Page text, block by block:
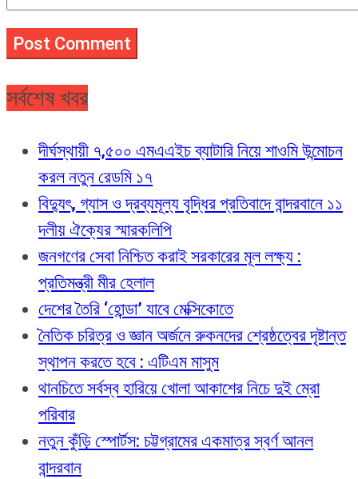
সর্বশেষ খবর
দীর্ঘস্থায়ী ৭,৫০০ এমএএইচ ব্যাটারি নিয়ে শাওমি উন্মোচন
করল নতুন রেডমি ১৭
বিদ্যুৎ, গ্যাস ও দ্রব্যমূল্য বৃদ্ধির প্রতিবাদে বান্দরবানে ১১
দলীয় ঐক্যের স্মারকলিপি
জনগণের সেবা নিশ্চিত করাই সরকারের মূল লক্ষ্য :
প্রতিমন্ত্রী মীর হেলাল
দেশের তৈরি ‘হোন্ডা’ যাবে মেক্সিকোতে
নৈতিক চরিত্র ও জ্ঞান অর্জনে রুকনদের শ্রেষ্ঠত্বের দৃষ্টান্ত
স্থাপন করতে হবে : এটিএম মাসুম
থানচিতে সর্বস্ব হারিয়ে খোলা আকাশের নিচে দুই ম্রো
পরিবার
নতুন কুঁড়ি স্পোর্টস: চট্টগ্রামের একমাত্র স্বর্ণ আনল
বান্দরবান